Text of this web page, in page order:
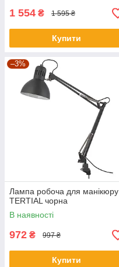
1 554 ₴ 1 595 ₴
Купити
–3%
Лампа робоча для манікюру
TERTIAL чорна
В наявності
972 ₴ 997 ₴
Купити